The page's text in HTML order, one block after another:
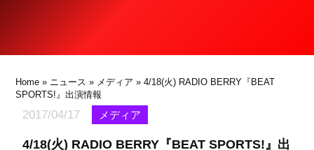
Home » ニュース » メディア » 4/18(火) RADIO BERRY『BEAT
SPORTS!』出演情報
2017/04/17 メディア
4/18(火) RADIO BERRY『BEAT SPORTS!』出